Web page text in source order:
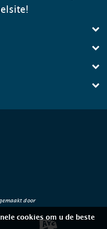
door
cookies om u de beste